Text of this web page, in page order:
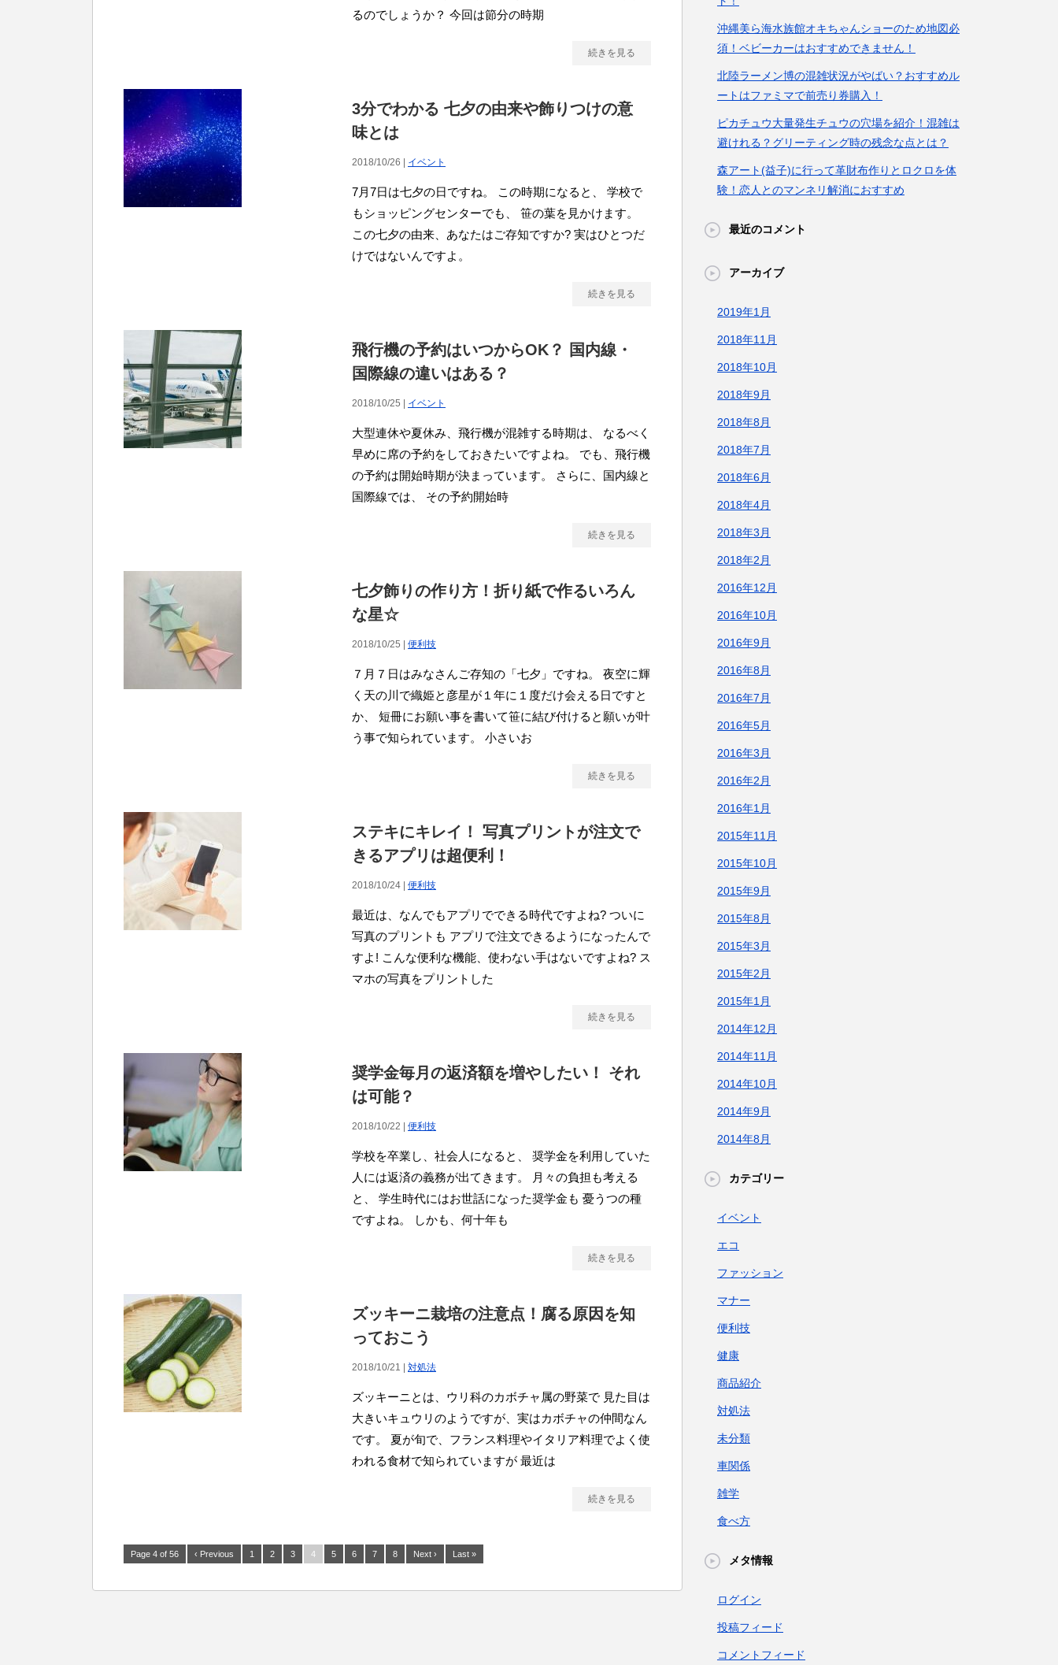
るのでしょうか？ 今回は節分の時期
続きを見る
3分でわかる 七夕の由来や飾りつけの意
味とは
2018/10/26 | イベント
7月7日は七夕の日ですね。 この時期になると、 学校で
もショッピングセンターでも、 笹の葉を見かけます。
この七夕の由来、あなたはご存知ですか? 実はひとつだ
けではないんですよ。
続きを見る
飛行機の予約はいつからOK？ 国内線・
国際線の違いはある？
2018/10/25 | イベント
大型連休や夏休み、飛行機が混雑する時期は、 なるべく
早めに席の予約をしておきたいですよね。 でも、飛行機
の予約は開始時期が決まっています。 さらに、国内線と
国際線では、 その予約開始時
続きを見る
七夕飾りの作り方！折り紙で作るいろん
な星☆
2018/10/25 | 便利技
７月７日はみなさんご存知の「七夕」ですね。 夜空に輝
く天の川で織姫と彦星が１年に１度だけ会える日ですと
か、 短冊にお願い事を書いて笹に結び付けると願いが叶
う事で知られています。 小さいお
続きを見る
ステキにキレイ！ 写真プリントが注文で
きるアプリは超便利！
2018/10/24 | 便利技
最近は、なんでもアプリでできる時代ですよね? ついに
写真のプリントも アプリで注文できるようになったんで
すよ! こんな便利な機能、使わない手はないですよね? ス
マホの写真をプリントした
続きを見る
奨学金毎月の返済額を増やしたい！ それ
は可能？
2018/10/22 | 便利技
学校を卒業し、社会人になると、 奨学金を利用していた
人には返済の義務が出てきます。 月々の負担も考える
と、 学生時代にはお世話になった奨学金も 憂うつの種
ですよね。 しかも、何十年も
続きを見る
ズッキーニ栽培の注意点！腐る原因を知
っておこう
2018/10/21 | 対処法
ズッキーニとは、ウリ科のカボチャ属の野菜で 見た目は
大きいキュウリのようですが、実はカボチャの仲間なん
です。 夏が旬で、フランス料理やイタリア料理でよく使
われる食材で知られていますが 最近は
続きを見る
Page 4 of 56 ‹ Previous 1 2 3 4 5 6 7 8 Next › Last »
沖縄美ら海水族館オキちゃんショーのため地図必
須！ベビーカーはおすすめできません！
北陸ラーメン博の混雑状況がやばい？おすすめル
ートはファミマで前売り券購入！
ピカチュウ大量発生チュウの穴場を紹介！混雑は
避けれる？グリーティング時の残念な点とは？
森アート(益子)に行って革財布作りとロクロを体
験！恋人とのマンネリ解消におすすめ
最近のコメント
アーカイブ
2019年1月
2018年11月
2018年10月
2018年9月
2018年8月
2018年7月
2018年6月
2018年4月
2018年3月
2018年2月
2016年12月
2016年10月
2016年9月
2016年8月
2016年7月
2016年5月
2016年3月
2016年2月
2016年1月
2015年11月
2015年10月
2015年9月
2015年8月
2015年3月
2015年2月
2015年1月
2014年12月
2014年11月
2014年10月
2014年9月
2014年8月
カテゴリー
イベント
エコ
ファッション
マナー
便利技
健康
商品紹介
対処法
未分類
車関係
雑学
食べ方
メタ情報
ログイン
投稿フィード
コメントフィード